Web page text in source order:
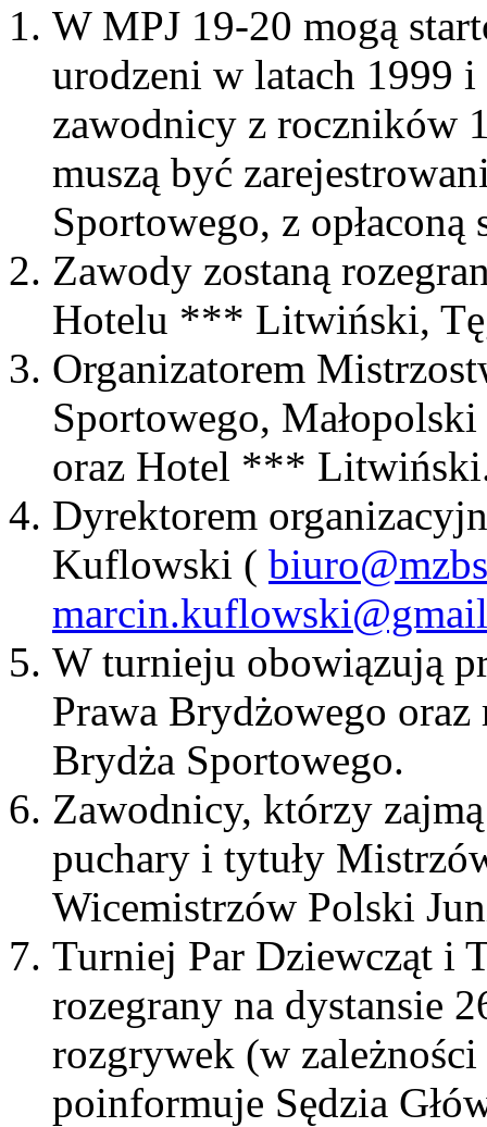
W MPJ 19-20 mogą
urodzeni w latach 1999
zawodnicy z roczników
muszą być
Sportowego, z opłaconą
Zawody zostaną
Hotelu *** Litwiński,
Organizatorem
Sportowego,
oraz Hotel ***
Dyrektorem
Kuflowski (
W turnieju obowiązują
Prawa Brydżowego
Brydża Sportowego.
Zawodnicy, którzy
puchary i tytuły
Wicemistrzów Polski
Turniej Par Dziewcząt i
rozegrany na dystansie
rozgrywek (w
poinformuje Sędzia